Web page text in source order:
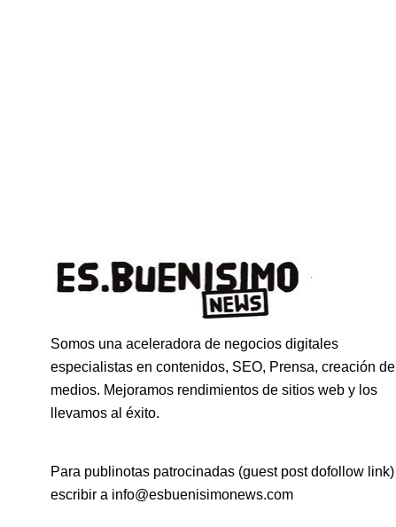
Somos una aceleradora de negocios digitales
especialistas en contenidos, SEO, Prensa, creación de
medios. Mejoramos rendimientos de sitios web y los
llevamos al éxito.
Para publinotas patrocinadas (guest post dofollow link)
escribir a info@esbuenisimonews.com